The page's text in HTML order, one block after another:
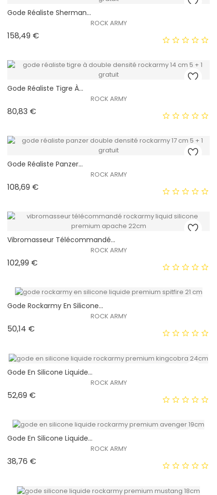
EXCLUSIVITÉ WEB !
HORS STOCK
EXCLUSIVITÉ WEB !
HORS STOCK
Gode ​​réaliste Sherman...
ROCK ARMY
158,49 €
EXCLUSIVITÉ WEB !
HORS STOCK
Gode ​​réaliste Tigre À...
ROCK ARMY
80,83 €
EXCLUSIVITÉ WEB !
HORS STOCK
Gode ​​réaliste Panzer...
ROCK ARMY
108,69 €
Vibromasseur Télécommandé...
ROCK ARMY
102,99 €
HORS STOCK
Gode ​​rockarmy En Silicone...
ROCK ARMY
50,14 €
HORS STOCK
Gode ​​en Silicone Liquide...
ROCK ARMY
52,69 €
Gode En Silicone Liquide...
ROCK ARMY
38,76 €